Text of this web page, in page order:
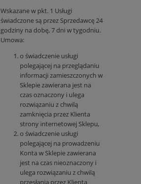
Wskazane w pkt. 1 Usługi
świadczone są przez Sprzedawcę 24
godziny na dobę, 7 dni w tygodniu.
Umowa:
o świadczenie usługi
polegającej na przeglądaniu
informacji zamieszczonych w
Sklepie zawierana jest na
czas oznaczony i ulega
rozwiązaniu z chwilą
zamknięcia przez Klienta
strony internetowej Sklepu,
o świadczenie usługi
polegającej na prowadzeniu
Konta w Sklepie zawierana
jest na czas nieoznaczony i
ulega rozwiązaniu z chwilą
przesłania przez Klienta